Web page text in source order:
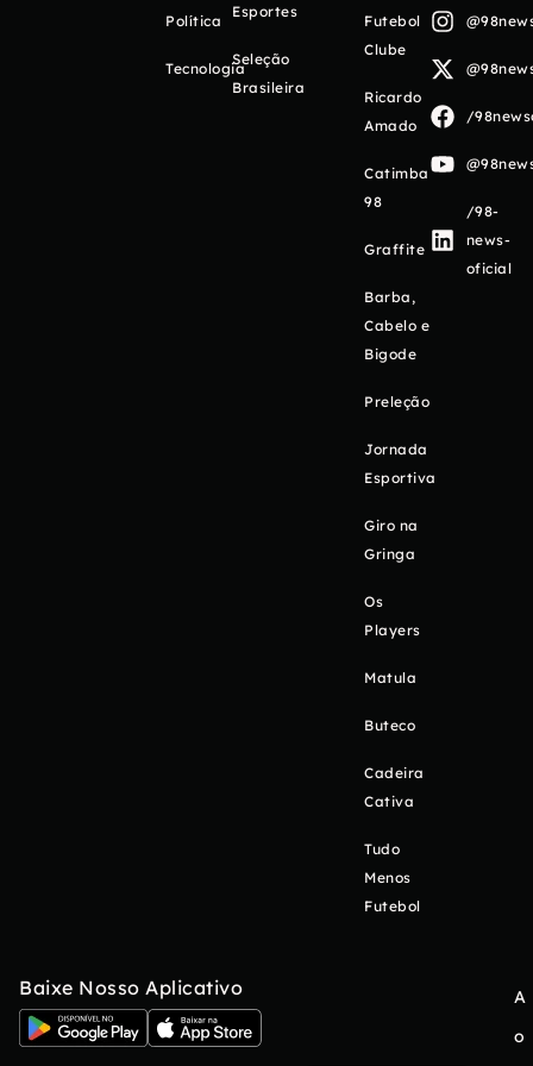
Política
Tecnologia
Esportes
Seleção
Brasileira
Futebol
Clube
Ricardo
Amado
Catimba
98
Graffite
Barba,
Cabelo e
Bigode
Preleção
Jornada
Esportiva
Giro na
Gringa
Os
Players
Matula
Buteco
Cadeira
Cativa
Tudo
Menos
Futebol
/
/98-
news-
oficial
Baixe Nosso Aplicativo
A
o